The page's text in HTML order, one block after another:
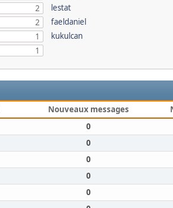
2
2
1
1
lestat
faeldaniel
kukulcan
Nouveaux messages
0
0
0
0
0